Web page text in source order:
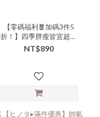
【零碼福利🧧加碼3件5
折！】四季胖瘦皆宜超修
身彈力寬褲-xxx-305401▶
【本特惠恕無七日鑑賞退
NT$890